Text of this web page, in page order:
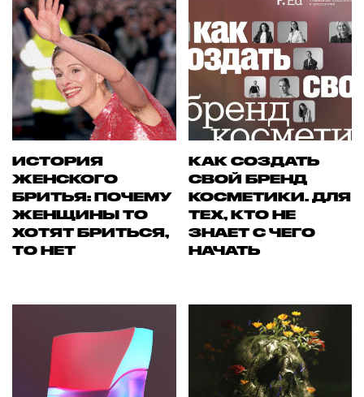
ИСТОРИЯ
ЖЕНСКОГО
БРИТЬЯ: ПОЧЕМУ
ЖЕНЩИНЫ ТО
ХОТЯТ БРИТЬСЯ,
ТО НЕТ
КАК СОЗДАТЬ
СВОЙ БРЕНД
КОСМЕТИКИ. ДЛЯ
ТЕХ, КТО НЕ
ЗНАЕТ С ЧЕГО
НАЧАТЬ